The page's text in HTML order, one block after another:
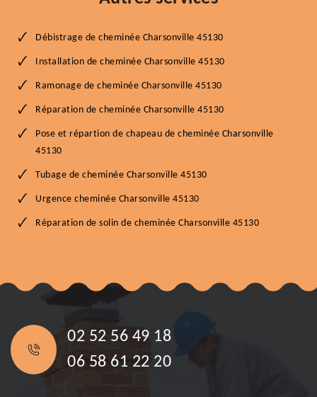
Débistrage de cheminée Charsonville 45130
Installation de cheminée Charsonville 45130
Ramonage de cheminée Charsonville 45130
Réparation de cheminée Charsonville 45130
Pose et répartion de chapeau de cheminée Charsonville
45130
Tubage de cheminée Charsonville 45130
Urgence cheminée Charsonville 45130
Réparation de solin de cheminée Charsonville 45130
02 52 56 49 18
06 58 61 22 20